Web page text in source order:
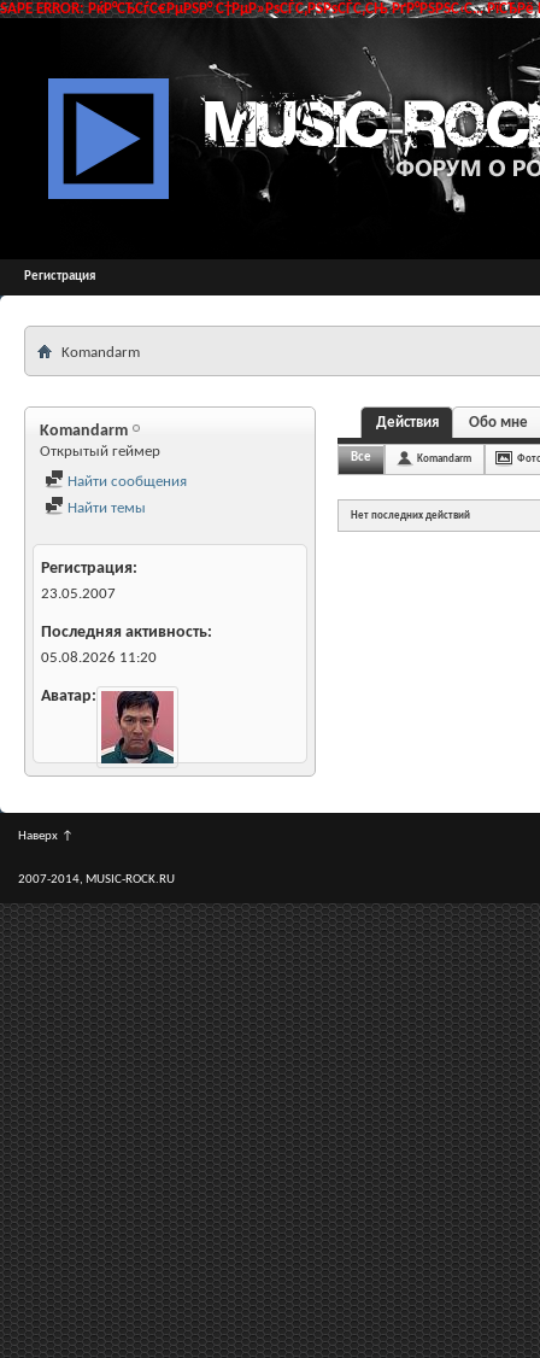
SAPE ERROR: РќР°СЂСѓС€РµРЅР° С†РµР»РѕСЃС‚РЅРѕСЃС‚СЊ РґР°РЅРЅС‹С…
Регистрация
Komandarm
Komandarm
Открытый геймер
Найти сообщения
Найти темы
Регистрация
23.05.2007
Последняя активность
05.08.2026 11:20
Аватар
Действия Обо мне
Все Komandarm
Нет последних действий
Наверх ↑
2007-2014, MUSIC-ROCK.RU